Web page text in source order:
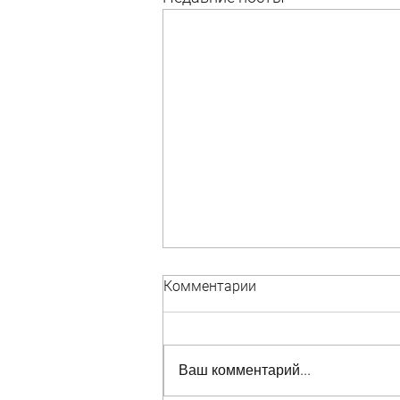
Комментарии
Ваш комментарий...